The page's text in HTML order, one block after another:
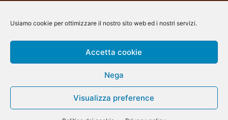
Usiamo cookie per ottimizzare il nostro sito web ed i nostri servizi.
Accetta cookie
Nega
Visualizza preference
Contatti:
info@arscommunication.it
@ArsCommunication 2023